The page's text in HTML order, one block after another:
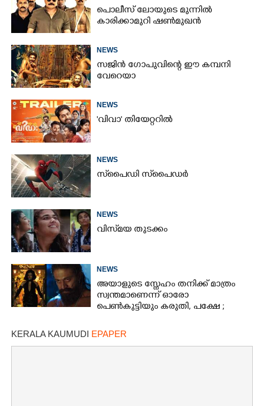
പൊലീസ് ലോയുടെ മുന്നിൽ
കാരിക്കാമുറി ഷൺമുഖൻ
NEWS
സജിൻ ഗോപുവിന്റെ ഈ കമ്പനി
വേറെയാ
NEWS
'വിവാ' തിയേറ്ററിൽ
NEWS
സ്‌പൈ‌ഡി സ്‌പൈ‌ഡർ
NEWS
വിസ്‌മയ തുടക്കം
NEWS
അയാളുടെ സ്നേഹം തനിക്ക് മാത്രം
സ്വന്തമാണെന്ന് ഓരോ
പെൺകുട്ടിയും കരുതി,​ പക്ഷേ ;
ടോക്സിക് ട്രെയിലർ
KERALA KAUMUDI EPAPER